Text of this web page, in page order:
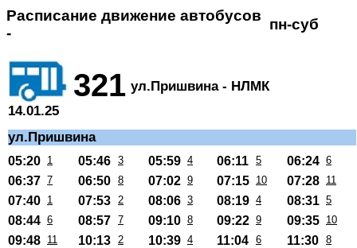
Расписание движение автобусов
-
пн-суб
321 ул.Пришвина - НЛМК
14.01.25
ул.Пришвина
05:20 1 05:46 3 05:59 4 06:11 5 06:24 6
06:37 7 06:50 8 07:02 9 07:15 10 07:28 11
07:40 1 07:53 2 08:06 3 08:19 4 08:31 5
08:44 6 08:57 7 09:10 8 09:22 9 09:35 10
09:48 11 10:13 2 10:39 4 11:04 6 11:30 8